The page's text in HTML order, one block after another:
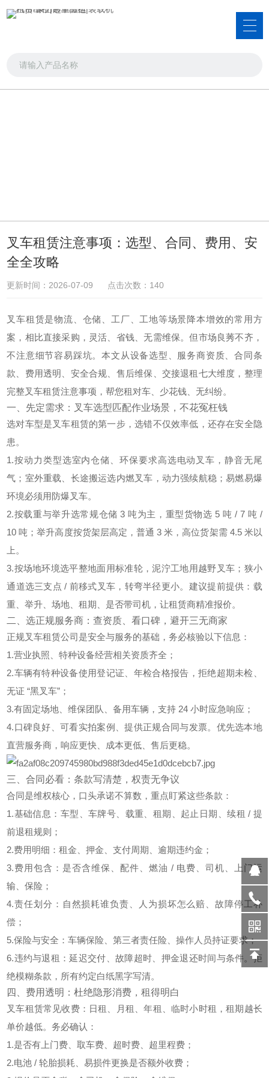
叉车租赁注意事项：选型、合同、费用、安
全全攻略
更新时间：2026-07-09 点击次数：140
叉车租赁是物流、仓储、工厂、工地等场景降本增效的常用方
案，相比直接采购， 灵活、省钱、无需维保。但市场良莠不齐，
不注意细节容易踩坑。本文从设备选型、服务商资质、合同条
款、费用透明、安全合规、售后维保、交接退租七大维度，整理
完整叉车租赁注意事项，帮您租对车、少花钱、无纠纷。
一、先定需求：叉车选型匹配作业场景，不花冤枉钱
选对车型是叉车租赁的第一步，选错不仅效率低，还存在安全隐
患。
1.按动力类型选室内仓储、环保要求高选电动叉车 ，静音无尾
气；室外重载、长途搬运选内燃叉车 ，动力强续航稳；易燃易爆
环境必须用防爆叉车。
2.按载重与举升选常规仓储 3 吨为主，重型货物选 5 吨 / 7 吨 /
10 吨；举升高度按货架层高定，普通 3 米，高位货架需 4.5 米以
上。
3.按场地环境选平整地面用标准轮，泥泞工地用越野叉车 ；狭小
通道选三支点 / 前移式叉车 ，转弯半径更小。建议提前提供：载
重、举升、场地、租期、是否带司机，让租赁商精准报价。
二、选正规服务商：查资质、看口碑，避开三无商家
正规叉车租赁公司是安全与服务的基础，务必核验以下信息：
1.营业执照、特种设备经营相关资质齐全；
2.车辆有特种设备使用登记证、年检合格报告 ，拒绝超期未检、
无证 “黑叉车”；
3.有固定场地、维保团队、备用车辆，支持 24 小时应急响应；
4.口碑良好、可看实拍案例、提供正规合同与发票。优先选本地
直营服务商，响应更快、成本更低、售后更稳。
三、合同必看：条款写清楚，权责无争议
合同是维权核心， 口头承诺不算数 ，重点盯紧这些条款：
1.基础信息 ：车型、车牌号、载重、租期、起止日期、续租 / 提
前退租规则；
2.费用明细 ：租金、押金、支付周期、逾期违约金；
3.费用包含 ：是否含维保、配件、燃油 / 电费、司机、上门运
输、保险；
4.责任划分 ：自然损耗谁负责、人为损坏怎么赔、故障停工补
偿；
5.保险与安全 ：车辆保险、第三者责任险、操作人员持证要求；
6.违约与退租 ：延迟交付、故障超时、押金退还时间与条件。拒
绝模糊条款，所有约定白纸黑字写清。
四、费用透明：杜绝隐形消费，租得明白
叉车租赁常见收费：日租、月租、年租、临时小时租，租期越长
单价越低。务必确认：
1.是否有 上门费、取车费、超时费、超里程费 ；
2.电池 / 轮胎损耗、易损件更换是否额外收费；